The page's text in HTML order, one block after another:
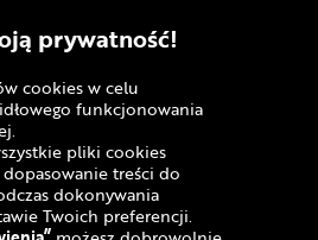
2026
i zasady korzystania z
prywatność!
cookies w celu
funkcjonowania
pliki cookies
treści do
dokonywania
Twoich preferencji.